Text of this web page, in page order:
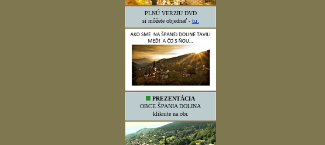
PLNÚ VERZIU DVD
si môžete objednať - tu.
PREZENTÁCIA
OBCE ŠPANIA DOLINA
kliknite na obr.